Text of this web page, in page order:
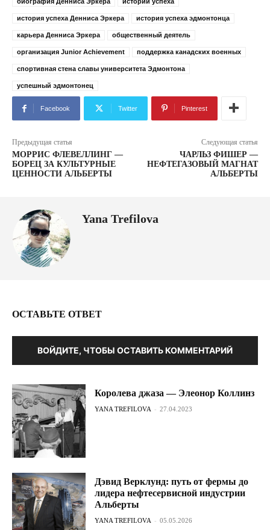
история успеха Денниса Эркера история успеха эдмонтонца
карьера Денниса Эркера общественный деятель
организация Junior Achievement поддержка канадских военных
спортивная стена славы университета Эдмонтона
успешный эдмонтонец
Facebook Twitter Pinterest
Предыдущая статья
МОРРИС ФЛЕВЕЛЛИНГ —
БОРЕЦ ЗА КУЛЬТУРНЫЕ
ЦЕННОСТИ АЛЬБЕРТЫ
Следующая статья
ЧАРЛЬЗ ФИШЕР —
НЕФТЕГАЗОВЫЙ МАГНАТ
АЛЬБЕРТЫ
Yana Trefilova
ОСТАВЬТЕ ОТВЕТ
ВОЙДИТЕ, ЧТОБЫ ОСТАВИТЬ КОММЕНТАРИЙ
Королева джаза — Элеонор Коллинз
YANA TREFILOVA - 27.04.2023
Дэвид Верклунд: путь от фермы до
лидера нефтесервисной индустрии
Альберты
YANA TREFILOVA - 05.05.2026